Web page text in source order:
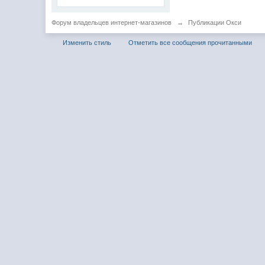
Форум владельцев интернет-магазинов → Публикации Окси
Изменить стиль Отметить все сообщения прочитанными